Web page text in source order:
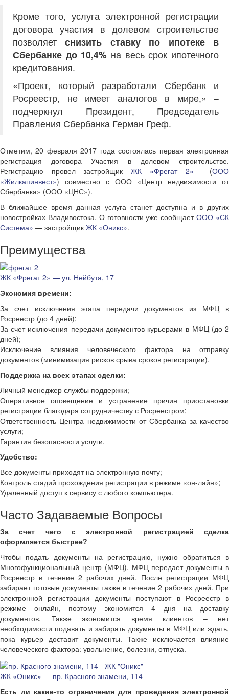
Кроме того, услуга электронной регистрации
договора участия в долевом строительстве
позволяетснизить ставку по ипотеке в
Сбербанке до 10,4% на весь срок ипотечного
кредитования.
«Проект, который разработали Сбербанк и
Росреестр, не имеет аналогов в мире,» –
подчеркнул Президент, Председатель
Правления Сбербанка Герман Греф.
Отметим, 20 февраля 2017 года состоялась первая электронная
регистрация договора Участия в долевом строительстве.
Регистрацию провел застройщикЖК «Фрегат 2» (ООО
«Жилкапинвест») совместно с ООО «Центр недвижимости от
Сбербанка» (ООО «ЦНС»).
В ближайшее время данная услуга станет доступна и в других
новостройках Владивостока. О готовности уже сообщаетООО «СК
Система» — застройщик ЖК «Оникс».
Преимущества
ЖК «Фрегат 2» — ул. Нейбута, 17
Экономия времени:
За счет исключения этапа передачи документов из МФЦ в
Росреестр (до 4 дней);
За счет исключения передачи документов курьерами в МФЦ (до 2
дней);
Исключение влияния человеческого фактора на отправку
документов (минимизация рисков срыва сроков регистрации).
Поддержка на всех этапах сделки:
Личный менеджер службы поддержки;
Оперативное оповещение и устранение причин приостановки
регистрации благодаря сотрудничеству с Росреестром;
Ответственность Центра недвижимости от Сбербанка за качество
услуги;
Гарантия безопасности услуги.
Удобство:
Все документы приходят на электронную почту;
Контроль стадий прохождения регистрации в режиме «он-лайн»;
Удаленный доступ к сервису с любого компьютера.
Часто Задаваемые Вопросы
За счет чего с электронной регистрацией сделка
оформляется быстрее?
Чтобы подать документы на регистрацию, нужно обратиться в
Многофункциональный центр (МФЦ). МФЦ передает документы в
Росреестр в течение 2 рабочих дней. После регистрации МФЦ
забирает готовые документы также в течение 2 рабочих дней. При
электронной регистрации документы поступают в Росреестр в
режиме онлайн, поэтому экономится 4 дня на доставку
документов. Также экономится время клиентов – нет
необходимости подавать и забирать документы в МФЦ или ждать,
пока курьер доставит документы. Также исключается влияние
человеческого фактора: увольнение, болезни, отпуска.
ЖК «Оникс» — пр. Красного знамени, 114
Есть ли какие-то ограничения для проведения электронной